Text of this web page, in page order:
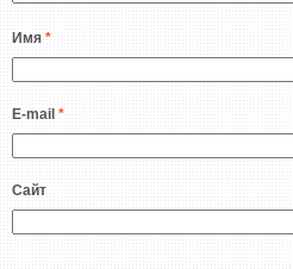
Имя *
E-mail *
Сайт